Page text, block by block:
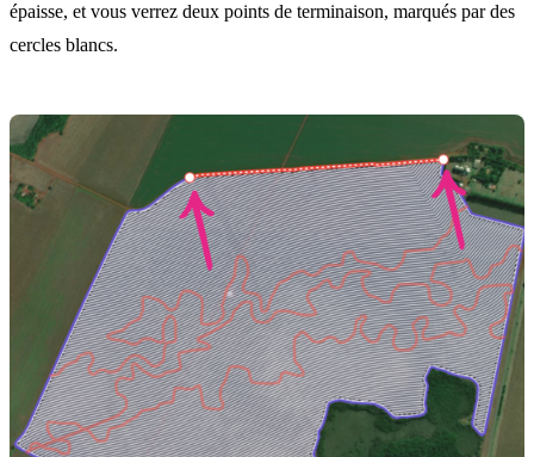
épaisse, et vous verrez deux points de terminaison, marqués par des
cercles blancs.